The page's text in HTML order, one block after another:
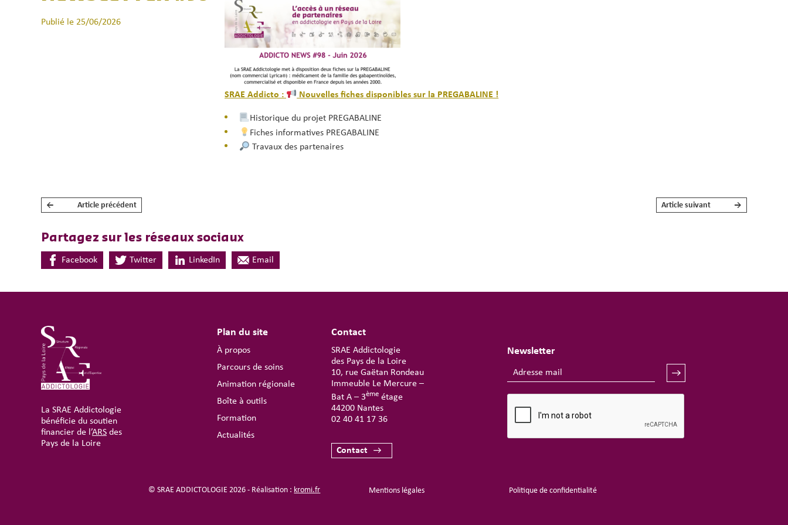
Publié le 25/06/2026
SRAE Addicto : Nouvelles fiches disponibles sur la PREGABALINE !
Historique du projet PREGABALINE
Fiches informatives PREGABALINE
Travaux des partenaires
NAVIGATION DE L’ARTICLE
← Article précédent Article suivant →
Partagez sur les réseaux sociaux
Facebook Twitter LinkedIn Email
La SRAE Addictologie
bénéficie du soutien
financier de l’ARS des
Pays de la Loire
Plan du site
À propos
Parcours de soins
Animation régionale
Boîte à outils
Formation
Actualités
Contact
SRAE Addictologie
des Pays de la Loire
10, rue Gaëtan Rondeau
Immeuble Le Mercure –
Bat A – 3ème étage
44200 Nantes
02 40 41 17 36
Contact
Newsletter
Mentions légales Politique de confidentialité
© SRAE ADDICTOLOGIE 2026 - Réalisation : kromi.fr